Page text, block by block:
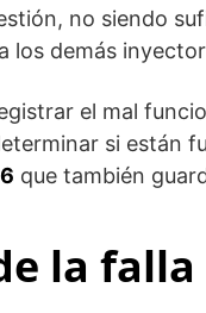
no siendo
los demás
el mal
si están
que también
la falla